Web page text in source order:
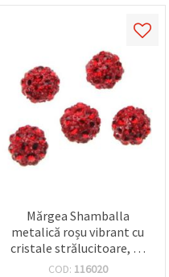
Mărgea Shamballa
metalică roșu vibrant cu
cristale strălucitoare, 10
mm, gaură 1.7 mm –
COD: 116020